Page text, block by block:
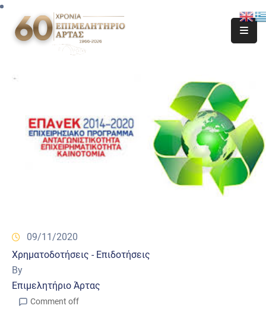
09/11/2020
Χρηματοδοτήσεις - Επιδοτήσεις
By
Επιμελητήριο Άρτας
Comment off